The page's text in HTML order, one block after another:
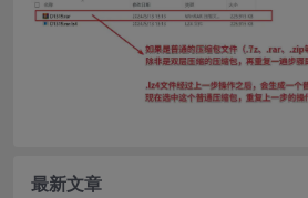
最新文章